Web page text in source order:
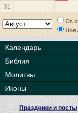
31
Ст.
Нов.
Календарь
Библия
Молитвы
Иконы
Праздники и посты